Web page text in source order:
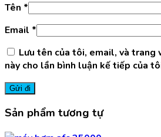
Tên *
Email *
Lưu tên của tôi, email, và
này cho lần bình luận kế tiếp của
Sản phẩm tương tự